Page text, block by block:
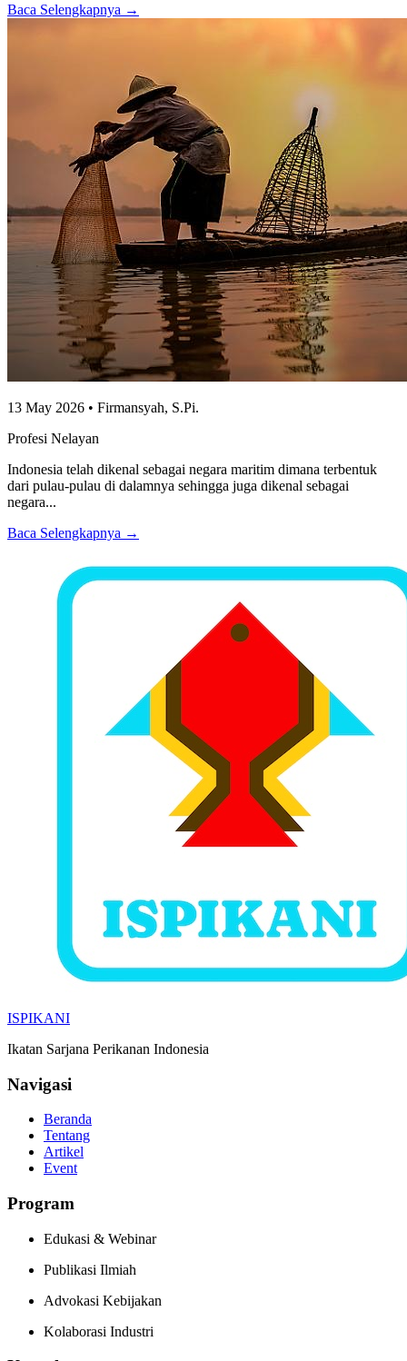
Baca Selengkapnya →
13 May 2026 • Firmansyah, S.Pi.
Profesi Nelayan
Indonesia telah dikenal sebagai negara maritim dimana terbentuk
dari pulau-pulau di dalamnya sehingga juga dikenal sebagai
negara...
Baca Selengkapnya →
ISPIKANI
Ikatan Sarjana Perikanan Indonesia
Navigasi
Beranda
Tentang
Artikel
Event
Program
Edukasi & Webinar
Publikasi Ilmiah
Advokasi Kebijakan
Kolaborasi Industri